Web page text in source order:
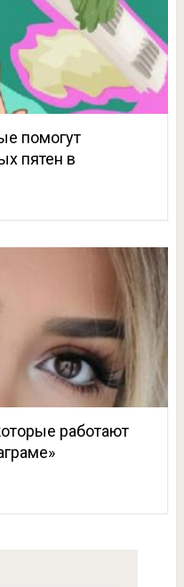
помогут
пятен в
работают